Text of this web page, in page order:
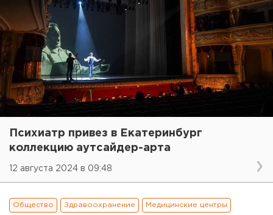
Психиатр привез в Екатеринбург
коллекцию аутсайдер-арта
12 августа 2024 в 09:48
Общество Здравоохранение Медицинские центры